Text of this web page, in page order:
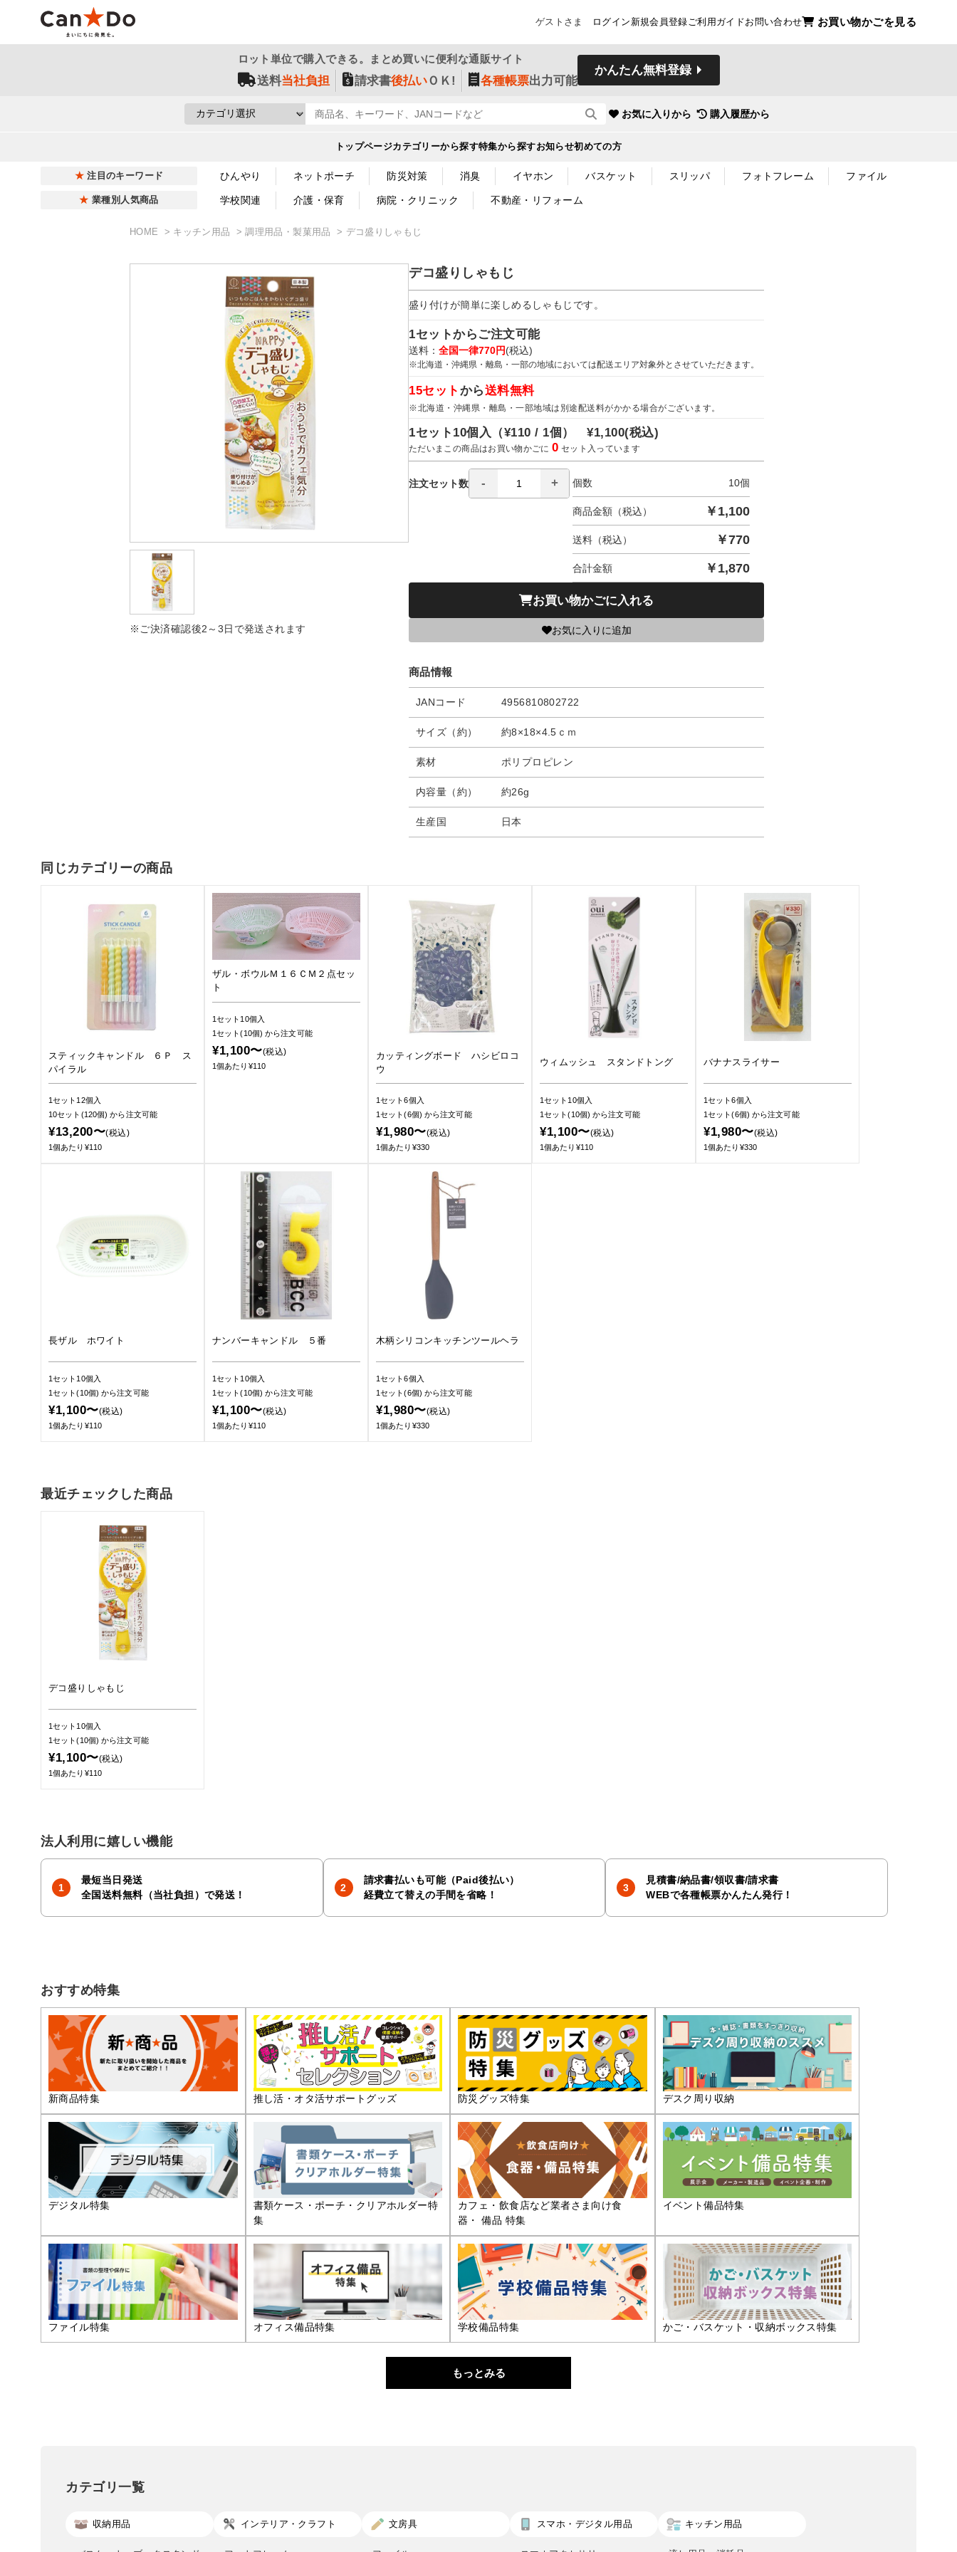
ゲストさま ログイン 新規会員登録ご利用ガイドお問い合わせ お買い物かごを見る
ロット単位で購入できる。まとめ買いに便利な通販サイト
送料当社負担 請求書後払いＯＫ! 各種帳票出力可能
かんたん無料登録
お気に入りから 購入履歴から
トップページカテゴリーから探す特集から探すお知らせ初めての方
注目のキーワード ひんやり ネットポーチ 防災対策 消臭 イヤホン バスケット スリッパ フォトフレーム ファイル
業種別人気商品 学校関連 介護・保育 病院・クリニック 不動産・リフォーム
HOME キッチン用品 調理用品・製菓用品 デコ盛りしゃもじ
※ご決済確認後2～3日で発送されます
デコ盛りしゃもじ
盛り付けが簡単に楽しめるしゃもじです。
1セットからご注文可能
送料： 全国一律770円(税込)
※北海道・沖縄県・離島・一部の地域においては配送エリア対象外とさせていただきます。
15セット から送料無料
※北海道・沖縄県・離島・一部地域は別途配送料がかかる場合がございます。
1セット10個入（¥110 / 1個）¥1,100(税込)
ただいまこの商品はお買い物かごに0 セット入っています
注文セット数 個数 10個
商品金額（税込） ￥ 1,100
送料（税込） ￥770
合計金額 ￥ 1,870
お買い物かごに入れる
お気に入りに追加
商品情報
JANコード 4956810802722
サイズ（約） 約8×18×4.5ｃｍ
素材 ポリプロピレン
内容量（約） 約26g
生産国 日本
同じカテゴリーの商品
スティックキャンドル ６Ｐ ス
パイラル
1セット12個入
10セット(120個)から注文可能
¥13,200〜(税込)
1個あたり¥110
ザル・ボウルＭ１６ＣＭ２点セッ
ト
1セット10個入
1セット(10個)から注文可能
¥1,100〜(税込)
1個あたり¥110
カッティングボード ハシビロコ
ウ
1セット6個入
1セット(6個) から注文可能
¥1,980〜(税込)
1個あたり¥330
ウィムッシュ スタンドトング
1セット10個入
1セット(10個)から注文可能
¥1,100〜(税込)
1個あたり¥110
バナナスライサー
1セット6個入
1セット(6個) から注文可能
¥1,980〜(税込)
1個あたり¥330
長ザル ホワイト
1セット10個入
1セット(10個)から注文可能
¥1,100〜(税込)
1個あたり¥110
ナンバーキャンドル ５番
1セット10個入
1セット(10個)から注文可能
¥1,100〜(税込)
1個あたり¥110
木柄シリコンキッチンツールヘラ
1セット6個入
1セット(6個) から注文可能
¥1,980〜(税込)
1個あたり¥330
最近チェックした商品
デコ盛りしゃもじ
1セット10個入
1セット(10個)から注文可能
¥1,100〜(税込)
1個あたり¥110
法人利用に嬉しい機能
最短当日発送
全国送料無料（当社負担）で発送！
請求書払いも可能（Paid後払い）
経費立て替えの手間を省略！
見積書/納品書/領収書/請求書
WEBで各種帳票かんたん発行！
おすすめ特集
新商品特集 推し活・オタ活サポートグッズ 防災グッズ特集 デスク周り収納
デジタル特集
書類ケース・ポーチ・クリアホルダー特
集
カフェ・飲食店など業者さま向け食
器・ 備品 特集
イベント備品特集
ファイル特集 オフィス備品特集 学校備品特集 かご・バスケット・収納ボックス特集
もっとみる
カテゴリ一覧
収納用品 インテリア・クラフト 文房具 スマホ・デジタル用品 キッチン用品